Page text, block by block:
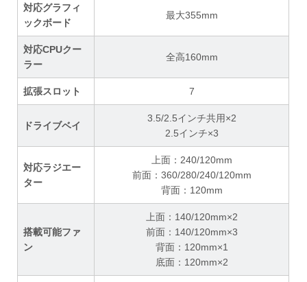
対応グラフィ
ックボード
最大355mm
対応CPUクー
ラー
全高160mm
拡張スロット 7
ドライブベイ
3.5/2.5インチ共用×2
2.5インチ×3
対応ラジエー
ター
上面：240/120mm
前面：360/280/240/120mm
背面：120mm
搭載可能ファ
ン
上面：140/120mm×2
前面：140/120mm×3
背面：120mm×1
底面：120mm×2